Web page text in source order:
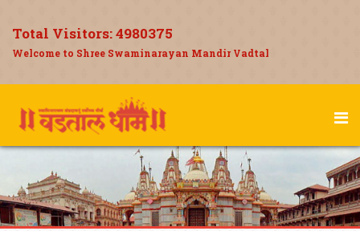
Total Visitors:4980375
Welcome to Shree Swaminarayan Mandir Vadtal